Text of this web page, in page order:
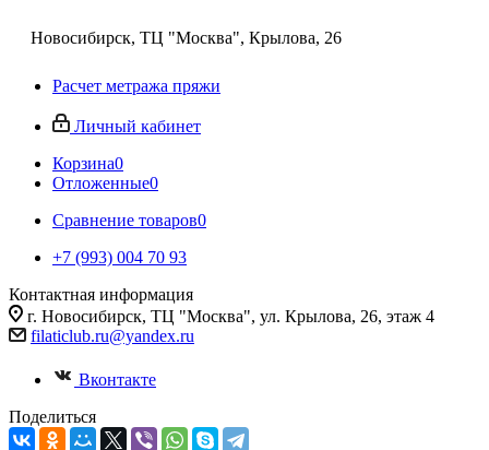
Новосибирск, ТЦ "Москва", Крылова, 26
Расчет метража пряжи
Личный кабинет
Корзина0
Отложенные0
Сравнение товаров0
+7 (993) 004 70 93
Контактная информация
г. Новосибирск, ТЦ "Москва", ул. Крылова, 26, этаж 4
filaticlub.ru@yandex.ru
Вконтакте
Поделиться